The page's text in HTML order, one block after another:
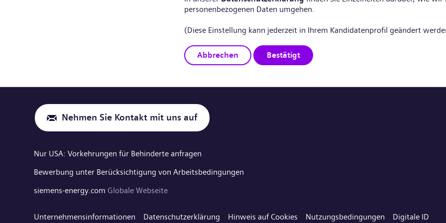
personenbezogenen Daten umgehen.
(Diese Einstellung kann jederzeit in Ihrem Kandidatenprofil geändert
Abbrechen Bestätigt
Nehmen Sie Kontakt mit uns auf
Nur USA: Vorkehrungen für Behinderte anfragen
Bewerbung unter Berücksichtigung von Arbeitsbedingungen
siemens-energy.com Globale Webseite
Unternehmensinformationen Datenschutzerklärung Hinweis auf Cookies Nutzungsbedingungen Digitale ID